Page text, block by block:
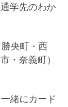
学先のわか
央町・西
・奈義町）
緒にカード